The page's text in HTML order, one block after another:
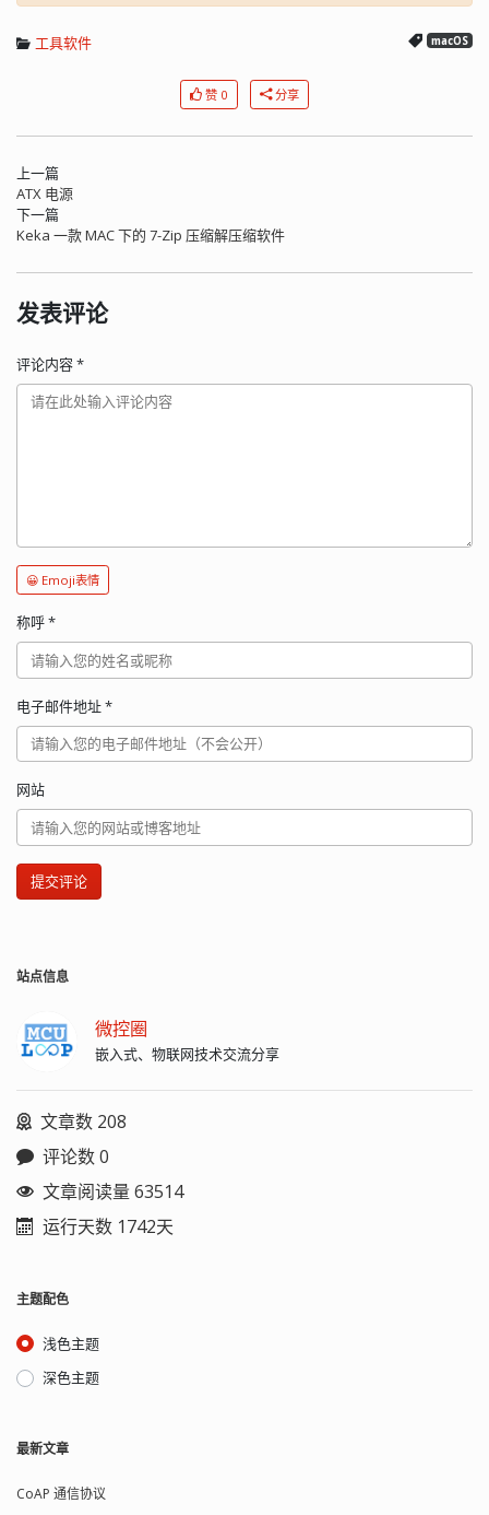
工具软件 macOS
赞 0 分享
上一篇
ATX 电源
下一篇
Keka 一款 MAC 下的 7-Zip 压缩解压缩软件
发表评论
评论内容*
😀 Emoji表情
称呼*
电子邮件地址*
网站
提交评论
站点信息
微控圈
嵌入式、物联网技术交流分享
文章数 208
评论数 0
文章阅读量 63514
运行天数 1742天
主题配色
浅色主题
深色主题
最新文章
CoAP 通信协议